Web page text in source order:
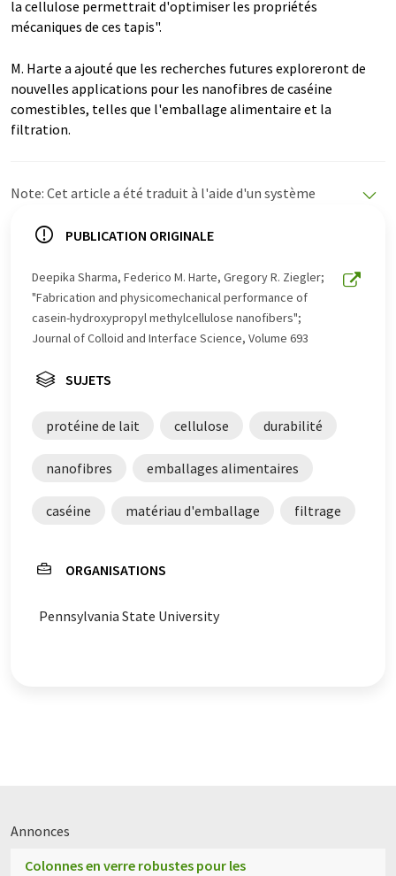
la cellulose permettrait d'optimiser les propriétés
mécaniques de ces tapis".
M. Harte a ajouté que les recherches futures exploreront de
nouvelles applications pour les nanofibres de caséine
comestibles, telles que l'emballage alimentaire et la
filtration.
Note: Cet article a été traduit à l'aide d'un système
propose ces traductions automatiques pour présenter
été traduit avec traduction automatique, il est possible
qu'il contienne des erreurs de vocabulaire, de syntaxe ou
de grammaire. L'article original dans Anglais peut être
trouvéici.
PUBLICATION ORIGINALE
Deepika Sharma, Federico M. Harte, Gregory R. Ziegler;
"Fabrication and physicomechanical performance of
casein-hydroxypropyl methylcellulose nanofibers";
Journal of Colloid and Interface Science, Volume 693
SUJETS
protéine de lait cellulose durabilité
nanofibres emballages alimentaires
caséine matériau d'emballage filtrage
ORGANISATIONS
Pennsylvania State University
Annonces
Colonnes en verre robustes pour les